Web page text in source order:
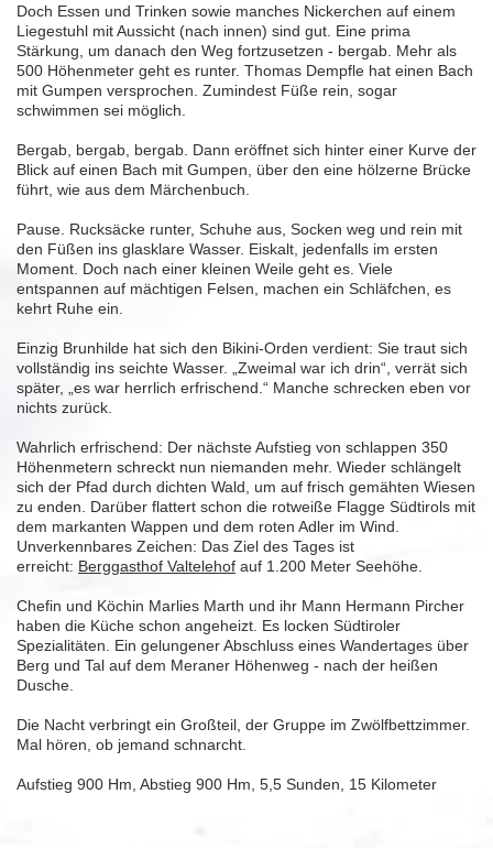
Doch Essen und Trinken sowie manches Nickerchen auf einem
Liegestuhl mit Aussicht (nach innen) sind gut. Eine prima
Stärkung, um danach den Weg fortzusetzen - bergab. Mehr als
500 Höhenmeter geht es runter. Thomas Dempfle hat einen Bach
mit Gumpen versprochen. Zumindest Füße rein, sogar
schwimmen sei möglich.
Bergab, bergab, bergab. Dann eröffnet sich hinter einer Kurve der
Blick auf einen Bach mit Gumpen, über den eine hölzerne Brücke
führt, wie aus dem Märchenbuch.
Pause. Rucksäcke runter, Schuhe aus, Socken weg und rein mit
den Füßen ins glasklare Wasser. Eiskalt, jedenfalls im ersten
Moment. Doch nach einer kleinen Weile geht es. Viele
entspannen auf mächtigen Felsen, machen ein Schläfchen, es
kehrt Ruhe ein.
Einzig Brunhilde hat sich den Bikini-Orden verdient: Sie traut sich
vollständig ins seichte Wasser. „Zweimal war ich drin“, verrät sich
später, „es war herrlich erfrischend.“ Manche schrecken eben vor
nichts zurück.
Wahrlich erfrischend: Der nächste Aufstieg von schlappen 350
Höhenmetern schreckt nun niemanden mehr. Wieder schlängelt
sich der Pfad durch dichten Wald, um auf frisch gemähten Wiesen
zu enden. Darüber flattert schon die rotweiße Flagge Südtirols mit
dem markanten Wappen und dem roten Adler im Wind.
Unverkennbares Zeichen: Das Ziel des Tages ist
erreicht: Berggasthof Valtelehof auf 1.200 Meter Seehöhe.
Chefin und Köchin Marlies Marth und ihr Mann Hermann Pircher
haben die Küche schon angeheizt. Es locken Südtiroler
Spezialitäten. Ein gelungener Abschluss eines Wandertages über
Berg und Tal auf dem Meraner Höhenweg - nach der heißen
Dusche.
Die Nacht verbringt ein Großteil, der Gruppe im Zwölfbettzimmer.
Mal hören, ob jemand schnarcht.
Aufstieg 900 Hm, Abstieg 900 Hm, 5,5 Sunden, 15 Kilometer